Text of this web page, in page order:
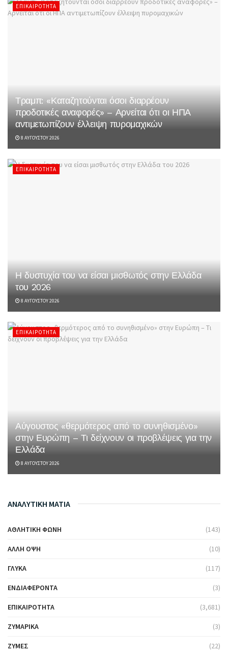
ΕΠΙΚΑΙΡΌΤΗΤΑ
Τραμπ: «Καταζητούνται όσοι διαρρέουν
προδοτικές αναφορές» – Αρνείται ότι οι ΗΠΑ
αντιμετωπίζουν έλλειψη πυρομαχικών
8 ΑΥΓΟΎΣΤΟΥ 2026
ΕΠΙΚΑΙΡΌΤΗΤΑ
Η δυστυχία του να είσαι μισθωτός στην Ελλάδα
του 2026
8 ΑΥΓΟΎΣΤΟΥ 2026
ΕΠΙΚΑΙΡΌΤΗΤΑ
Αύγουστος «θερμότερος από το συνηθισμένο»
στην Ευρώπη – Τι δείχνουν οι προβλέψεις για την
Ελλάδα
8 ΑΥΓΟΎΣΤΟΥ 2026
ΑΝΑΛΥΤΙΚΗ ΜΑΤΙΑ
ΑΘΛΗΤΙΚΉ ΦΩΝΉ (143)
ΆΛΛΗ ΌΨΗ (10)
ΓΛΥΚΆ (117)
ΕΝΔΙΑΦΈΡΟΝΤΑ (3)
ΕΠΙΚΑΙΡΌΤΗΤΑ (3,681)
ΖΥΜΑΡΙΚΆ (3)
ΖΎΜΕΣ (22)